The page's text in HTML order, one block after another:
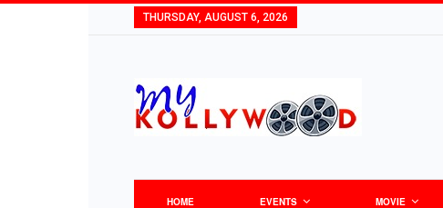
THURSDAY, AUGUST 6, 2026
HOME EVENTS MOVIE